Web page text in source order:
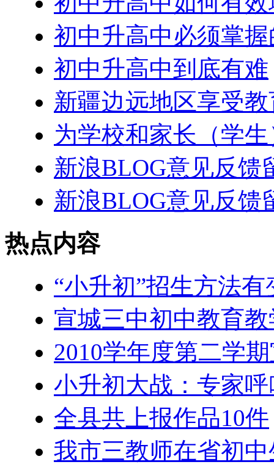
初中升高中必须掌
初中升高中到底有难
新疆边远地区享受教
为学校和家长（学
新浪BLOG意见反馈
新浪BLOG意见反馈
热点内容
“小升初”招生方法
宣城三中初中教育
2010学年度第二学
小升初大战：专家
全县共上报作品10件
我市三教师在省初